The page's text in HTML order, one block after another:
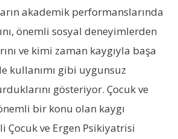
akademik performanslarında
önemli sosyal deneyimlerden
ve kimi zaman kaygıyla başa
kullanımı gibi uygunsuz
gösteriyor. Çocuk ve
bir konu olan kaygı
ve Ergen Psikiyatrisi